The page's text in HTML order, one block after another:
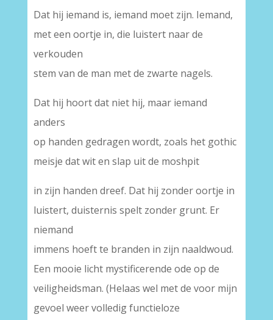
Dat hij iemand is, iemand moet zijn. Iemand,
met een oortje in, die luistert naar de
verkouden
stem van de man met de zwarte nagels.
Dat hij hoort dat niet hij, maar iemand
anders
op handen gedragen wordt, zoals het gothic
meisje dat wit en slap uit de moshpit
in zijn handen dreef. Dat hij zonder oortje in
luistert, duisternis spelt zonder grunt. Er
niemand
immens hoeft te branden in zijn naaldwoud.
Een mooie licht mystificerende ode op de
veiligheidsman. (Helaas wel met de voor mijn
gevoel weer volledig functieloze